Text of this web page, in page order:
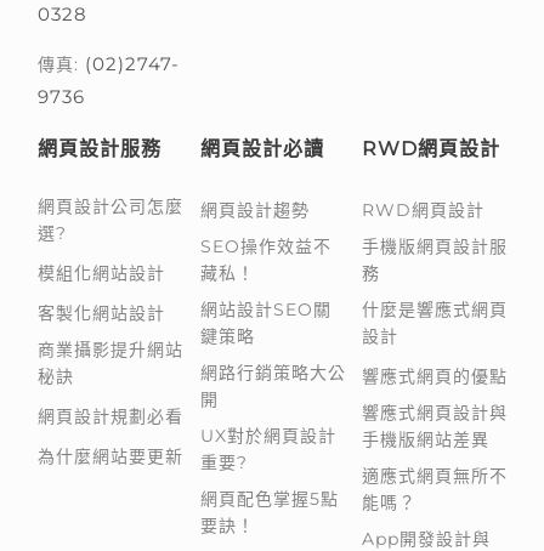
0328
傳真: (02)2747-
9736
網頁設計服務
網頁設計公司怎麼
選?
模組化網站設計
客製化網站設計
商業攝影提升網站
秘訣
網頁設計規劃必看
為什麼網站要更新
網頁設計必讀
網頁設計趨勢
SEO操作效益不
藏私！
網站設計SEO關
鍵策略
網路行銷策略大公
開
UX對於網頁設計
重要?
網頁配色掌握5點
要訣！
RWD網頁設計
RWD網頁設計
手機版網頁設計服
務
什麼是響應式網頁
設計
響應式網頁的優點
響應式網頁設計與
手機版網站差異
適應式網頁無所不
能嗎？
App開發設計與